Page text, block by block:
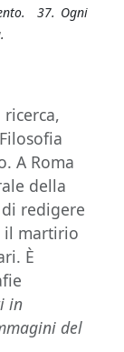
37. Ogni
A Roma
della
redigere
il martirio
È
in
del